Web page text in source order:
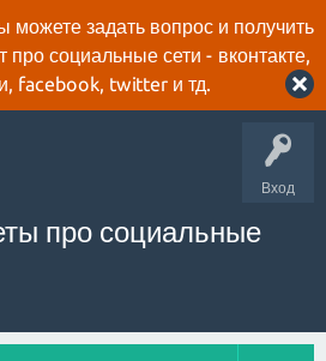
задать вопрос и получить
социальные сети - вконтакте,
facebook, twitter и тд.
Вход
про социальные